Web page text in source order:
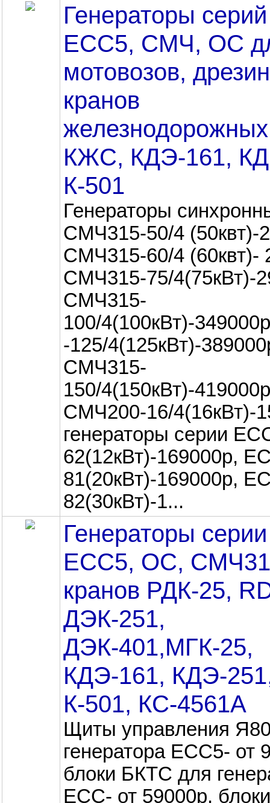
Генераторы серий
ЕСС5, СМЧ, ОС
мотовозов,
кранов
КЖС, КДЭ-161,
К-501
Генераторы
СМЧ315-50/4 (50квт)-
СМЧ315-60/4 (60квт)-
СМЧ315-75/4(75кВт)-
СМЧ315-
100/4(100кВт)-
-125/4(125кВт)-
СМЧ315-
150/4(150кВт)-
СМЧ200-16/4(16кВт)-
генераторы серии
62(12кВт)-169000р,
81(20кВт)-169000р,
82(30кВт)-1...
Генераторы серии
ЕСС5, ОС,
кранов РДК-25,
ДЭК-251,
ДЭК-401,МГК-25,
КДЭ-161, КДЭ-
К-501, КС-4561А
Щиты управления
генератора ЕСС5- от
блоки БКТС для
ЕСС- от 59000р,